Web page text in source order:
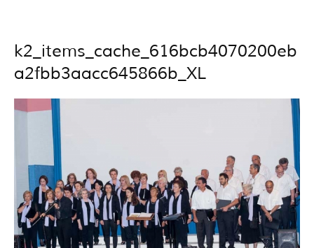
k2_items_cache_616bcb4070200eb
a2fbb3aacc645866b_XL